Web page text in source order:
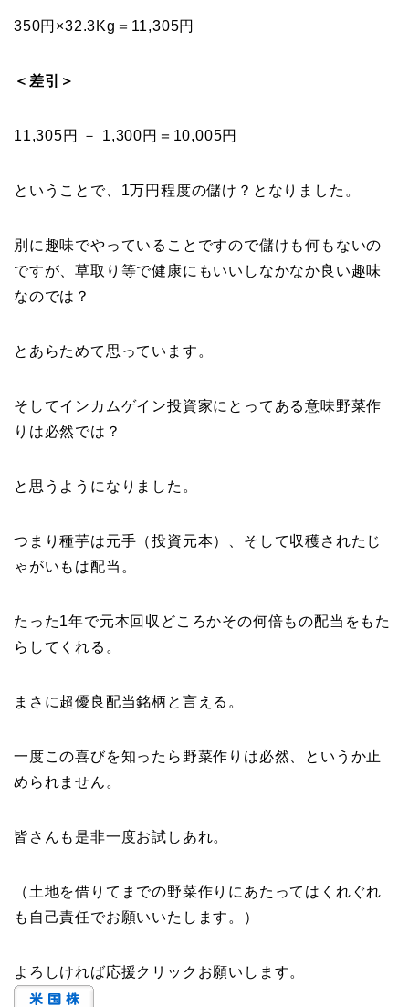
350円×32.3Kg＝11,305円
＜差引＞
11,305円 － 1,300円＝10,005円
ということで、1万円程度の儲け？となりました。
別に趣味でやっていることですので儲けも何もないの
ですが、草取り等で健康にもいいしなかなか良い趣味
なのでは？
とあらためて思っています。
そしてインカムゲイン投資家にとってある意味野菜作
りは必然では？
と思うようになりました。
つまり種芋は元手（投資元本）、そして収穫されたじ
ゃがいもは配当。
たった1年で元本回収どころかその何倍もの配当をもた
らしてくれる。
まさに超優良配当銘柄と言える。
一度この喜びを知ったら野菜作りは必然、というか止
められません。
皆さんも是非一度お試しあれ。
（土地を借りてまでの野菜作りにあたってはくれぐれ
も自己責任でお願いいたします。）
よろしければ応援クリックお願いします。